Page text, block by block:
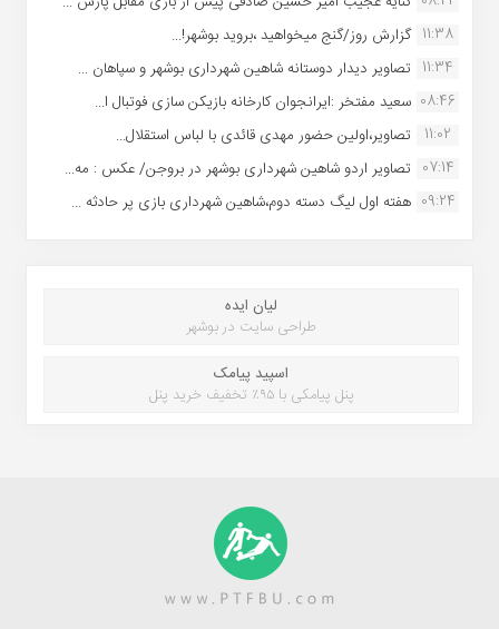
11:38 گزارش روز/گنج میخواهید ،بروید بوشهر!...
11:34 تصاویر دیدار دوستانه شاهین شهردارى بوشهر و سپاهان ...
08:46 سعید مفتخر :ایرانجوان کارخانه بازیکن سازی فوتبال ا...
11:02
تصاویر،اولین حضور مهدی قائدی با لباس استقلال...
07:14 تصاویر اردو شاهین شهرداری بوشهر در بروجن/ عکس : مه...
09:24 هفته اول لیگ دسته دوم،شاهین شهرداری بازی پر حادثه ...
لیان ایده
طراحی سایت در بوشهر
اسپید پیامک
پنل پیامکی با ۹۵٪ تخفیف خرید پنل